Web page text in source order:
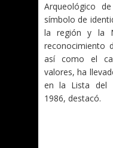
Arqueológico
símbolo de
la región y la
reconocimiento
así como el
valores, ha
en la Lista del
1986, destacó.